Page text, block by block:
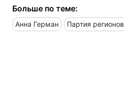
Больше по теме:
Анна Герман Партия регионов